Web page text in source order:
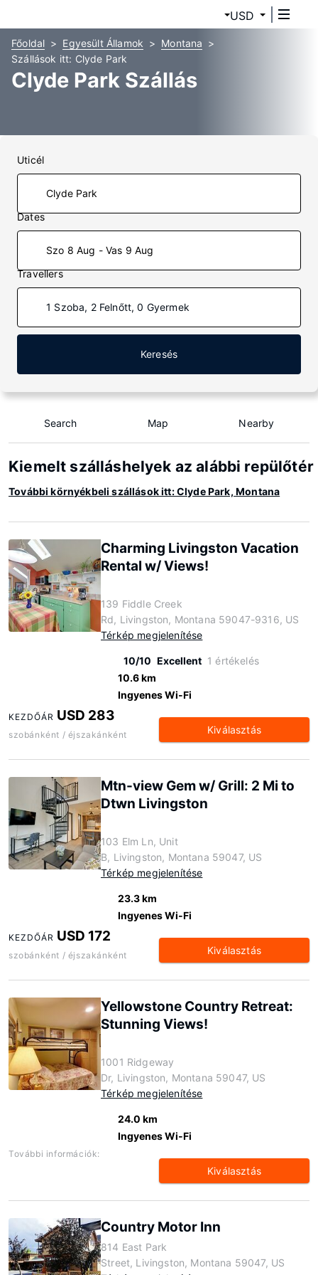
USD
Főoldal Egyesült Államok
Montana
Szállások itt: Clyde Park
Clyde Park Szállás
Uticél
Dates
Szo 8 Aug - Vas 9 Aug
Travellers
1 Szoba, 2 Felnőtt, 0 Gyermek
Keresés
Search Map Nearby
Kiemelt szálláshelyek az alábbi
További környékbeli szállások itt: Clyde Park, Montana
Charming Livingston Vacation
Rental w/ Views!
139 Fiddle Creek
Rd, Livingston, Montana 59047-9316, US
Térkép megjelenítése
10/10 Excellent 1 értékelés
10.6 km
Ingyenes Wi-Fi
KEZDŐÁR USD 283
szobánként / éjszakánként Kiválasztás
Mtn-view Gem w/ Grill: 2 Mi to
Dtwn Livingston
103 Elm Ln, Unit
B, Livingston, Montana 59047, US
Térkép megjelenítése
23.3 km
Ingyenes Wi-Fi
KEZDŐÁR USD 172
szobánként / éjszakánként Kiválasztás
Yellowstone Country Retreat:
Stunning Views!
1001 Ridgeway
Dr, Livingston, Montana 59047, US
Térkép megjelenítése
24.0 km
Ingyenes Wi-Fi
További információk:
Kiválasztás
Country Motor Inn
814 East Park
Street, Livingston, Montana 59047, US